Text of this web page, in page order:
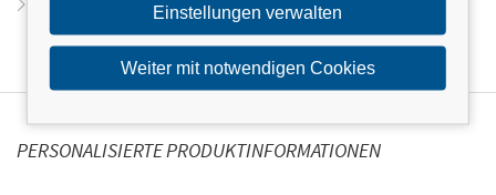
PERSONALISIERTE PRODUKTINFORMATIONEN
Einstellungen verwalten
Weiter mit notwendigen Cookies